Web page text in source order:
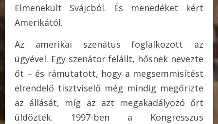
Elmenekült Svájcból. És menedéket kért
Amerikától.
Az amerikai szenátus foglalkozott az
ügyével. Egy szenátor felállt, hősnek nevezte
őt – és rámutatott, hogy a megsemmisítést
elrendelő tisztviselő még mindig megőrizte
az állását, míg az azt megakadályozó őrt
üldözték. 1997-ben a Kongresszus